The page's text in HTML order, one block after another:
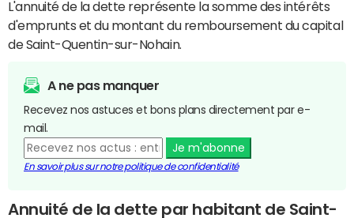
L'annuité de la dette représente la somme des intérêts
d'emprunts et du montant du remboursement du capital
de Saint-Quentin-sur-Nohain.
A ne pas manquer
Recevez nos astuces et bons plans directement par e-
mail.
Je m'abonne
En savoir plus sur notre politique de confidentialité
Annuité de la dette par habitant de Saint-